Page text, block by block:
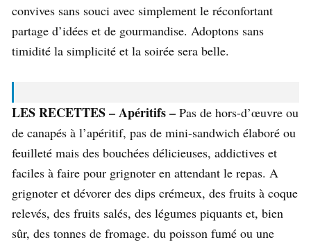
convives sans souci avec simplement le réconfortant
partage d’idées et de gourmandise. Adoptons sans
timidité la simplicité et la soirée sera belle.
LES RECETTES – Apéritifs – Pas de hors-d’œuvre ou
de canapés à l’apéritif, pas de mini-sandwich élaboré ou
feuilleté mais des bouchées délicieuses, addictives et
faciles à faire pour grignoter en attendant le repas. A
grignoter et dévorer des dips crémeux, des fruits à coque
relevés, des fruits salés, des légumes piquants et, bien
sûr, des tonnes de fromage. du poisson fumé ou une